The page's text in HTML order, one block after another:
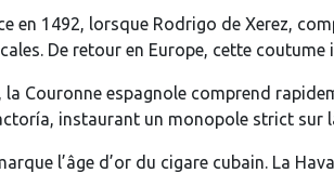
en 1492, lorsque Rodrigo de Xerez,
De retour en Europe, cette
la Couronne espagnole comprend
instaurant un monopole strict sur
l’âge d’or du cigare cubain. La